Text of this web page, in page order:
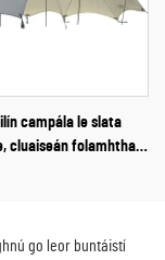
campála le slata
cluaiseán folamhtha
go leor buntáistí